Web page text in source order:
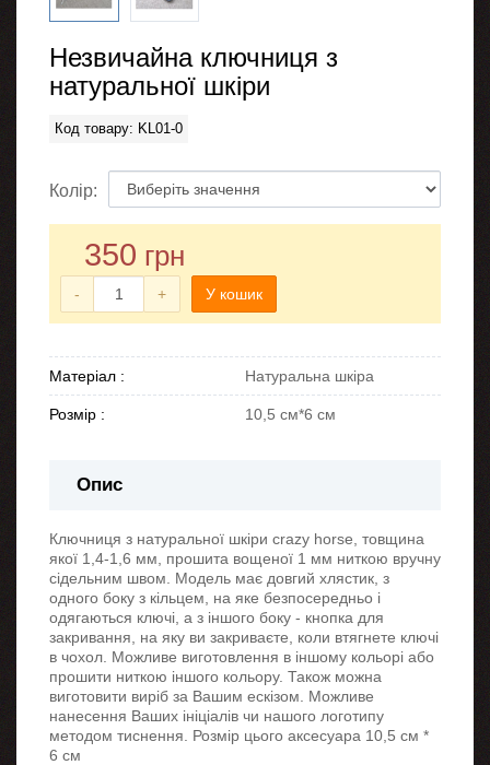
Незвичайна ключниця з
натуральної шкіри
Код товару: KL01-0
Колір:
350 грн
- + У кошик
Матеріал : Натуральна шкіра
Розмір : 10,5 см*6 см
Опис
Ключниця з натуральної шкіри crazy horse, товщина
якої 1,4-1,6 мм, прошита вощеної 1 мм ниткою вручну
сідельним швом. Модель має довгий хлястик, з
одного боку з кільцем, на яке безпосередньо і
одягаються ключі, а з іншого боку - кнопка для
закривання, на яку ви закриваєте, коли втягнете ключі
в чохол. Можливе виготовлення в іншому кольорі або
прошити ниткою іншого кольору. Також можна
виготовити виріб за Вашим ескізом. Можливе
нанесення Ваших ініціалів чи нашого логотипу
методом тиснення. Розмір цього аксесуара 10,5 см *
6 см